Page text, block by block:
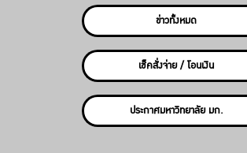
ข่าวทั้งหมด
เช็คสั่งจ่าย / โอนเงิน
ประกาศมหาวิทยาลัย มก.